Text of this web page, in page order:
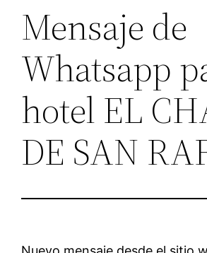
Mensaje de
Whatsapp
hotel EL
DE SAN